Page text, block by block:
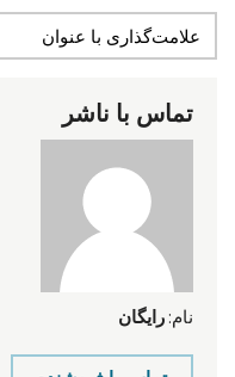
تماس با ناشر
نام: رایگان